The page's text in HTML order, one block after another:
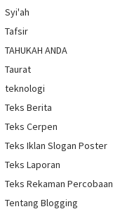
Syi'ah
Tafsir
TAHUKAH ANDA
Taurat
teknologi
Teks Berita
Teks Cerpen
Teks Iklan Slogan Poster
Teks Laporan
Teks Rekaman Percobaan
Tentang Blogging